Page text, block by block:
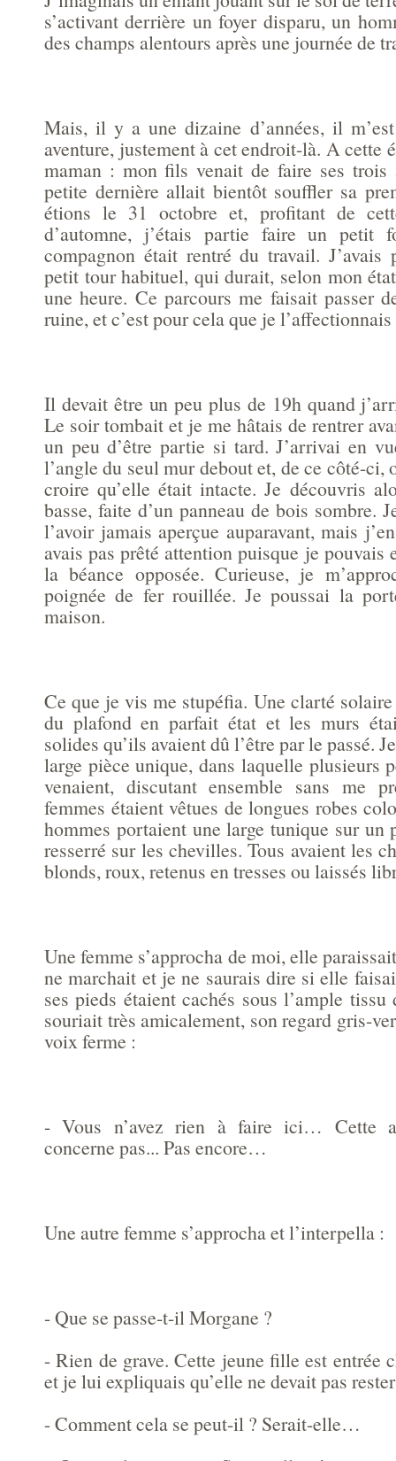
s’activant derrière un foyer disparu, un
des champs alentours après une journée de
Mais, il y a une dizaine d’années, il
aventure, justement à cet endroit-là. A cette
maman : mon fils venait de faire ses trois
petite dernière allait bientôt souffler sa
étions le 31 octobre et, profitant de
d’automne, j’étais partie faire un petit
compagnon était rentré du travail.
petit tour habituel, qui durait, selon mon
une heure. Ce parcours me faisait passer
ruine, et c’est pour cela que je
Il devait être un peu plus de 19h quand
Le soir tombait et je me hâtais de rentrer
un peu d’être partie si tard. J’arrivai en
l’angle du seul mur debout et, de ce côté-ci,
croire qu’elle était intacte. Je découvris
basse, faite d’un panneau de bois sombre.
l’avoir jamais aperçue auparavant, mais
avais pas prêté attention puisque je pouvais
la béance opposée. Curieuse, je
poignée de fer rouillée. Je poussai la
maison.
Ce que je vis me stupéfia. Une clarté
du plafond en parfait état et les murs
solides qu’ils avaient dû l’être par le passé.
large pièce unique, dans laquelle plusieurs
venaient, discutant ensemble sans me
femmes étaient vêtues de longues robes
hommes portaient une large tunique sur un
resserré sur les chevilles. Tous avaient les
blonds, roux, retenus en tresses ou laissés
Une femme s’approcha de moi, elle
ne marchait et je ne saurais dire si elle
ses pieds étaient cachés sous l’ample
souriait très amicalement, son regard gris-
voix ferme :
- Vous n’avez rien à faire ici… Cette
concerne pas... Pas encore…
Une autre femme s’approcha et l’interpella :
- Que se passe-t-il Morgane ?
- Rien de grave. Cette jeune fille est entrée
et je lui expliquais qu’elle ne devait pas
- Comment cela se peut-il ? Serait-elle…